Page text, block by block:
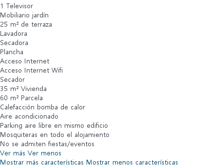
1 Televisor
Mobiliario jardín
25 m² de terraza
Lavadora
Secadora
Plancha
Acceso Internet
Acceso Internet Wifi
Secador
35 m² Vivienda
60 m² Parcela
Calefacción bomba de calor
Aire acondicionado
Parking aire libre en mismo edificio
Mosquiteras en todo el alojamiento
No se admiten fiestas/eventos
Ver más Ver menos
Mostrar más características Mostrar menos características